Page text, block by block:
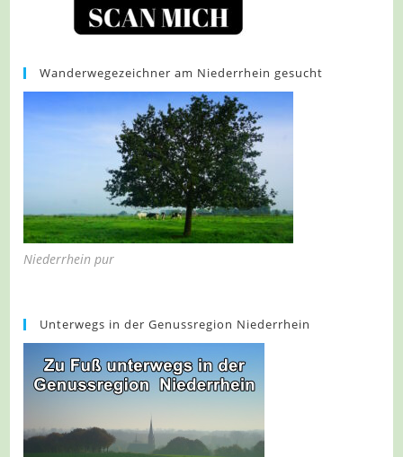
Wanderwegezeichner am Niederrhein gesucht
Niederrhein pur
Unterwegs in der Genussregion Niederrhein